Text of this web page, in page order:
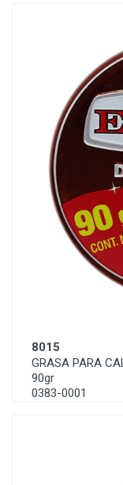
8015
GRASA PARA
90gr
0383-0001